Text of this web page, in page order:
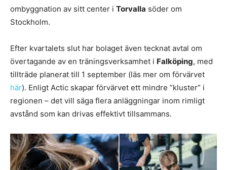
ombyggnation av sitt center i Torvalla söder om
Stockholm.
Efter kvartalets slut har bolaget även tecknat avtal om
övertagande av en träningsverksamhet i Falköping, med
tillträde planerat till 1 september (läs mer om förvärvet
här). Enligt Actic skapar förvärvet ett mindre ”kluster” i
regionen – det vill säga flera anläggningar inom rimligt
avstånd som kan drivas effektivt tillsammans.